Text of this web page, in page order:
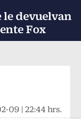
le devuelvan
Fox
Facebook
mediante Twitter
mediante
09 | 22:44 hrs.